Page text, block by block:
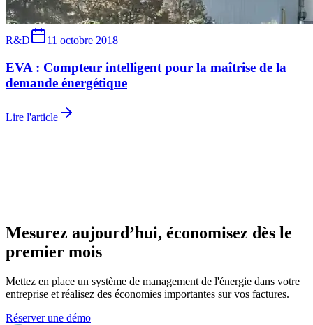
R&D 11 octobre 2018
EVA : Compteur intelligent pour la maîtrise de la
demande énergétique
Lire l'article
Mesurez aujourd’hui, économisez dès le
premier mois
Mettez en place un système de management de l'énergie dans votre
entreprise et réalisez des économies importantes sur vos factures.
Réserver une démo